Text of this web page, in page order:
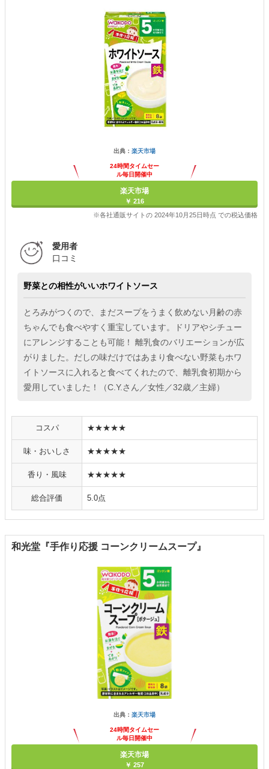
出典： 楽天市場
24時間タイムセー
ル毎日開催中
楽天市場
￥ 216
※各社通販サイトの 2024年10月25日時点 での税込価格
愛用者
口コミ
野菜との相性がいいホワイトソース
とろみがつくので、まだスープをうまく飲めない月齢の赤
ちゃんでも食べやすく重宝しています。ドリアやシチュー
にアレンジすることも可能！ 離乳食のバリエーションが広
がりました。だしの味だけではあまり食べない野菜もホワ
イトソースに入れると食べてくれたので、離乳食初期から
愛用していました！（C.Y.さん／女性／32歳／主婦）
コスパ ★★★★★
味・おいしさ ★★★★★
香り・風味 ★★★★★
総合評価 5.0点
和光堂『手作り応援 コーンクリームスープ』
出典： 楽天市場
24時間タイムセー
ル毎日開催中
楽天市場
￥ 257